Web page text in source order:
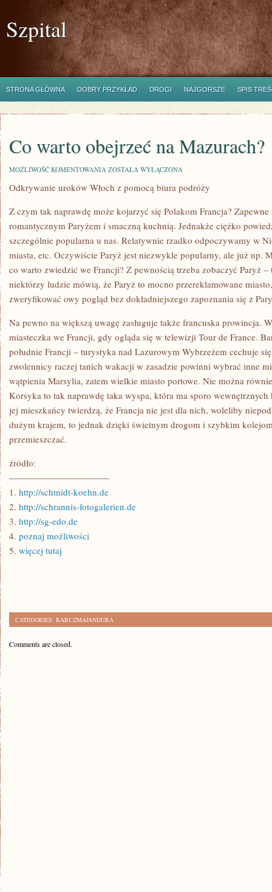
Szpital
STRONA GŁÓWNA DOBRY PRZYKŁAD DROGI NAJGORSZE SPIS
Co warto obejrzeć na Mazurach?
MOŻLIWOŚĆ KOMENTOWANIA CO
OBEJRZEĆ
ZOSTAŁA WYŁĄCZONA
Odkrywanie uroków Włoch z pomocą biura podróży
Z czym tak naprawdę może kojarzyć się Polakom Francja?
romantycznym Paryżem i smaczną kuchnią. Jednakże ciężko
szczególnie popularna u nas. Relatywnie rzadko odpoczywamy w
miasta, etc. Oczywiście Paryż jest niezwykle popularny, ale już np.
co warto zwiedzić we Francji? Z pewnością trzeba zobaczyć Paryż
niektórzy ludzie mówią, że Paryż to mocno przereklamowane
zweryfikować owy pogląd bez dokładniejszego zapoznania się z
Na pewno na większą uwagę zasługuje także francuska prowincja.
miasteczka we Francji, gdy ogląda się w telewizji Tour de France.
południe Francji – turystyka nad Lazurowym Wybrzeżem cechuje
zwolennicy raczej tanich wakacji w zasadzie powinni wybrać inne
wątpienia Marsylia, zatem wielkie miasto portowe. Nie można
Korsyka to tak naprawdę taka wyspa, która ma sporo
jej mieszkańcy twierdzą, że Francja nie jest dla nich, woleliby
dużym krajem, to jednak dzięki świetnym drogom i szybkim
przemieszczać.
źródło:
———————————
1. http://schmidt-koehn.de
2. http://schrannis-fotogalerien.de
3. http://sg-edo.de
4. poznaj możliwości
5. więcej tutaj
CATEGORIES: KARCZMAJANDURA
Comments are closed.